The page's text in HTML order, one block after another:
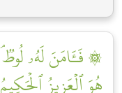
۞ فَـَٔامَنَ لَهُۥ لُوطٞۘ
هُوَ ٱلۡعَزِيزُ ٱلۡحَكِيمُ